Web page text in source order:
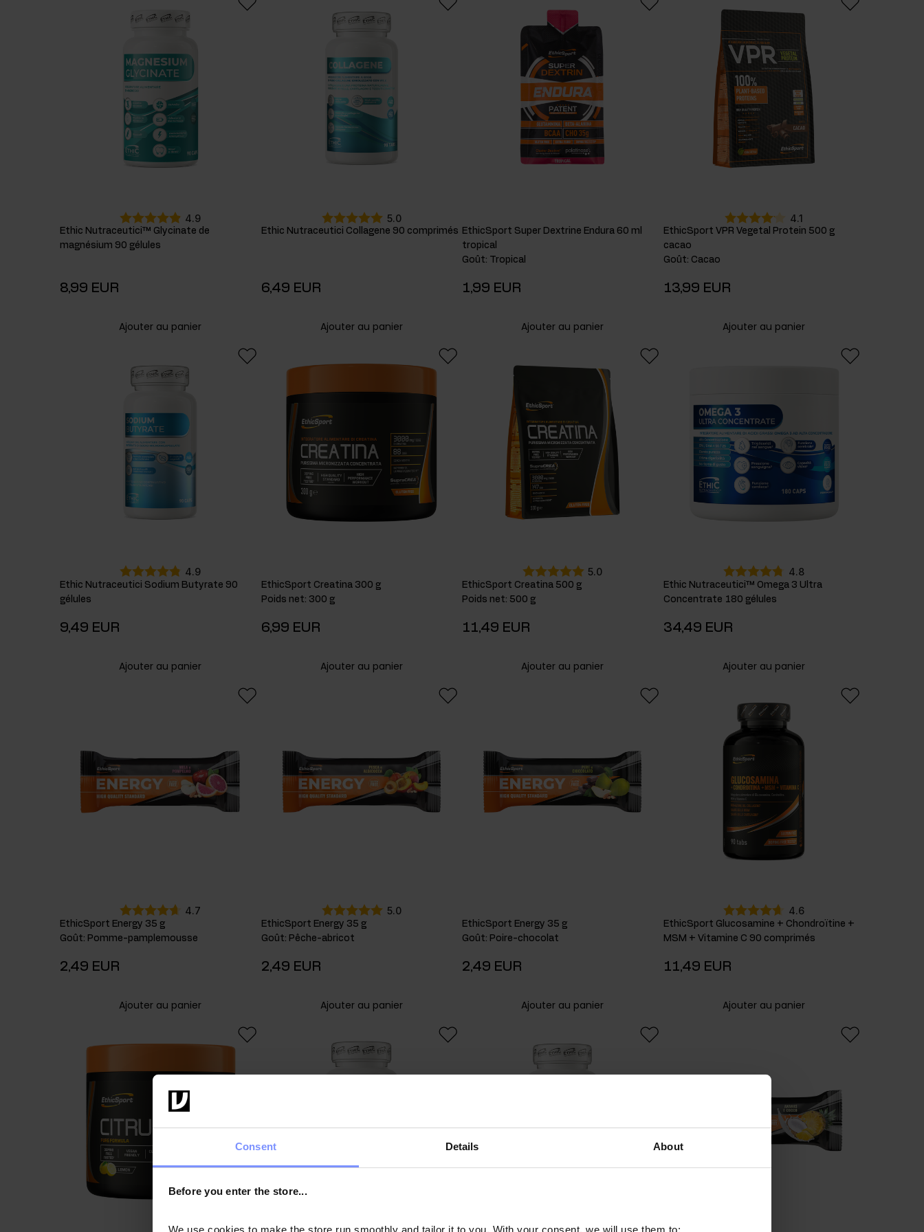
Consent Details About
Before you enter the store...
We use cookies to make the store run smoothly and tailor it to you. With your consent, we will use them to:
Suppléments pour le sommeil
Santé
Suppléments pour végétaliens
4.9
Ethic Nutraceutici™ Glycinate de
magnésium 90 gélules
8,99 EUR
Ajouter au panier
5.0
Ethic Nutraceutici Collagene 90 comprimés
6,49 EUR
Ajouter au panier
EthicSport Super Dextrine Endura 60 ml
tropical
Goût: Tropical
1,99 EUR
Ajouter au panier
4.1
EthicSport VPR Vegetal Protein 500 g
cacao
Goût: Cacao
13,99 EUR
Ajouter au panier
4.9
Ethic Nutraceutici Sodium Butyrate 90
gélules
9,49 EUR
Ajouter au panier
EthicSport Creatina 300 g
Poids net: 300 g
6,99 EUR
Ajouter au panier
5.0
EthicSport Creatina 500 g
Poids net: 500 g
11,49 EUR
Ajouter au panier
4.8
Ethic Nutraceutici™ Omega 3 Ultra
Concentrate 180 gélules
34,49 EUR
Ajouter au panier
4.7
EthicSport Energy 35 g
Goût: Pomme-pamplemousse
2,49 EUR
Ajouter au panier
5.0
EthicSport Energy 35 g
Goût: Pêche-abricot
2,49 EUR
Ajouter au panier
EthicSport Energy 35 g
Goût: Poire-chocolat
2,49 EUR
Ajouter au panier
4.6
EthicSport Glucosamine + Chondroïtine +
MSM + Vitamine C 90 comprimés
11,49 EUR
Ajouter au panier